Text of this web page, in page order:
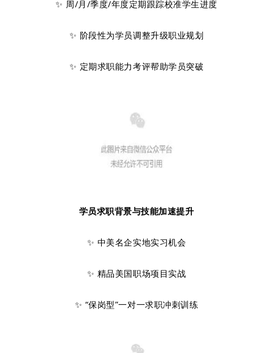
✨ 周/月/季度/年度定期跟踪校准学生进度
✨ 阶段性为学员调整升级职业规划
✨ 定期求职能力考评帮助学员突破
学员求职背景与技能加速提升
✨ 中美名企实地实习机会
✨ 精品美国职场项目实战
✨ “保岗型”一对一求职冲刺训练